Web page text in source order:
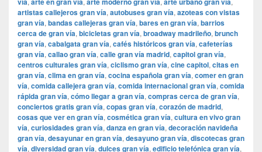
artistas callejeros gran vía, autobuses gran vía, azoteas con vistas
gran vía, bandas callejeras gran vía, bares en gran vía, barrios
cerca de gran vía, bicicletas gran vía, broadway madrileño, brunch
gran vía, cabalgata gran vía, cafés históricos gran vía, cafeterías
gran vía, callao gran vía, calle gran vía madrid, capitol gran vía,
centros culturales gran vía, ciclismo gran vía, cine capitol, citas en
gran vía, clima en gran vía, cocina española gran vía, comer en gran
vía, comida callejera gran vía, comida internacional gran vía, comida
rápida gran vía, cómo llegar a gran vía, compras cerca de gran vía,
conciertos gratis gran vía, copas gran vía, corazón de madrid,
cosas que ver en gran vía, cosmética gran vía, cultura en vivo gran
vía, curiosidades gran vía, danza en gran vía, decoración navideña
gran vía, desayunar en gran vía, desayuno gran vía, discotecas gran
vía, diversidad gran vía, dulces gran vía, edificio telefónica gran vía,